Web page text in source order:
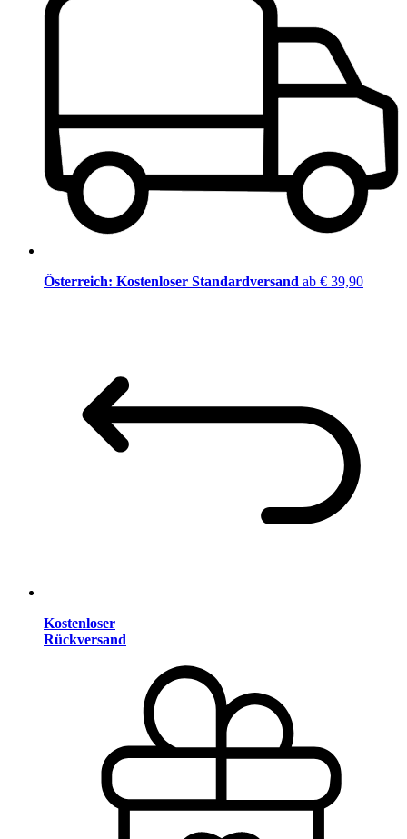
Österreich: Kostenloser Standardversand ab € 39,90
Kostenloser
Rückversand